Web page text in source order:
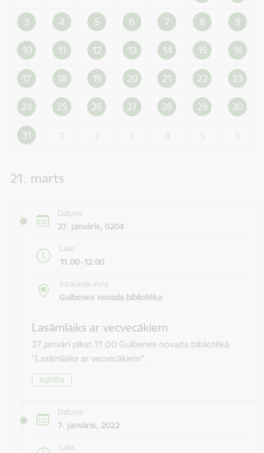
3 4 5 6 7 8 9
10 11 12 13 14 15 16
17 18 19 20 21 22 23
24 25 26 27 28 29 30
31
21. marts
Datums
27. janvāris, 0204
Laiks
11.00–12.00
Atrašanās vieta
Gulbenes novada bibliotēka
Lasāmlaiks ar vecvecākiem
27.janvārī plkst.11.00 Gulbenes novada bibliotēkā
"Lasāmlaiks ar vecvecākiem".
Izglītība
Datums
7. janvāris, 2022
Laiks